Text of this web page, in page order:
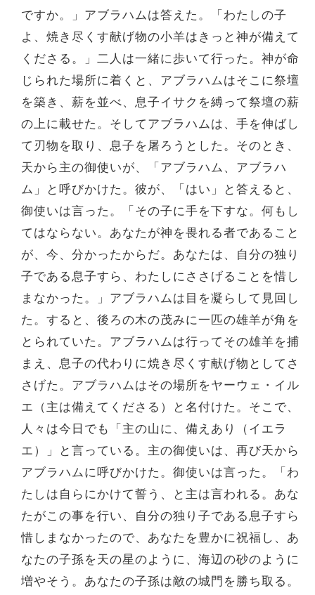
ですか。」アブラハムは答えた。「わたしの子
よ、焼き尽くす献げ物の小羊はきっと神が備えて
くださる。」二人は一緒に歩いて行った。神が命
じられた場所に着くと、アブラハムはそこに祭壇
を築き、薪を並べ、息子イサクを縛って祭壇の薪
の上に載せた。そしてアブラハムは、手を伸ばし
て刃物を取り、息子を屠ろうとした。そのとき、
天から主の御使いが、「アブラハム、アブラハ
ム」と呼びかけた。彼が、「はい」と答えると、
御使いは言った。「その子に手を下すな。何もし
てはならない。あなたが神を畏れる者であること
が、今、分かったからだ。あなたは、自分の独り
子である息子すら、わたしにささげることを惜し
まなかった。」アブラハムは目を凝らして見回し
た。すると、後ろの木の茂みに一匹の雄羊が角を
とられていた。アブラハムは行ってその雄羊を捕
まえ、息子の代わりに焼き尽くす献げ物としてさ
さげた。アブラハムはその場所をヤーウェ・イル
エ（主は備えてくださる）と名付けた。そこで、
人々は今日でも「主の山に、備えあり（イエラ
エ）」と言っている。主の御使いは、再び天から
アブラハムに呼びかけた。御使いは言った。「わ
たしは自らにかけて誓う、と主は言われる。あな
たがこの事を行い、自分の独り子である息子すら
惜しまなかったので、あなたを豊かに祝福し、あ
なたの子孫を天の星のように、海辺の砂のように
増やそう。あなたの子孫は敵の城門を勝ち取る。